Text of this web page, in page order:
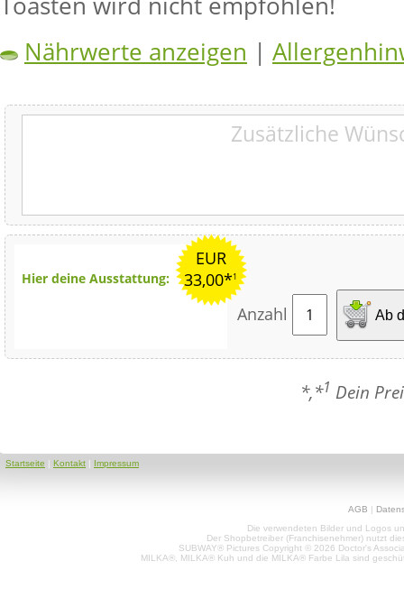
Nährwerte anzeigen |
EUR
33,00*1
Hier deine Ausstattung:
Anzahl Ab
*,*1 Dein
Startseite | Kontakt | Impressum
AGB |
Die verwendeten Bilder und Logos
Der Shopbetreiber (Franchisenehmer) nutzt
SUBWAY® Pictures Copyright © 2026 Doctor's
MILKA®, MILKA® Kuh und die MILKA® Farbe Lila sind